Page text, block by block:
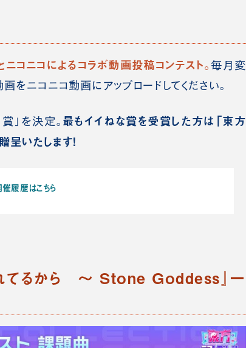
ニコニコによるコラボ動画投稿コンテスト。 毎月変
ニコニコ動画にアップロードしてください。
」を決定。 最もイイねな賞を受賞した方は「東方
いたします！
履歴はこちら
てるから ～ Stone Goddess』一